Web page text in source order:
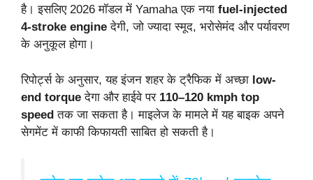
है। इसलिए 2026 मॉडल में Yamaha एक नया fuel-injected
4-stroke engine देगी, जो ज्यादा स्मूद, भरोसेमंद और पर्यावरण
के अनुकूल होगा।
रिपोर्ट्स के अनुसार, यह इंजन शहर के ट्रैफिक में अच्छा low-
end torque देगा और हाईवे पर 110–120 kmph top
speed तक जा सकता है। माइलेज के मामले में यह बाइक अपने
सेगमेंट में काफी किफायती साबित हो सकती है।